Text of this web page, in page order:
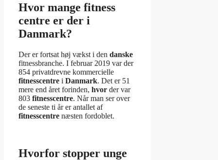
Hvor mange fitness
centre er der i
Danmark?
Der er fortsat høj vækst i den danske
fitnessbranche. I februar 2019 var der
854 privatdrevne kommercielle
fitnesscentre i Danmark. Det er 51
mere end året forinden, hvor der var
803 fitnesscentre. Når man ser over
de seneste ti år er antallet af
fitnesscentre næsten fordoblet.
Hvorfor stopper unge